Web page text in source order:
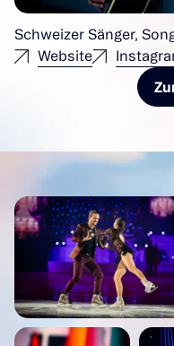
Schweizer Sänger,
Website